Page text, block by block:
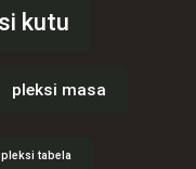
kutu
pleksi masa
pleksi tabela